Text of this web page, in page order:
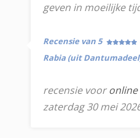
geven in moeilijke
Recensie van 5
Rabia (uit
recensie vooronline
zaterdag 30 mei